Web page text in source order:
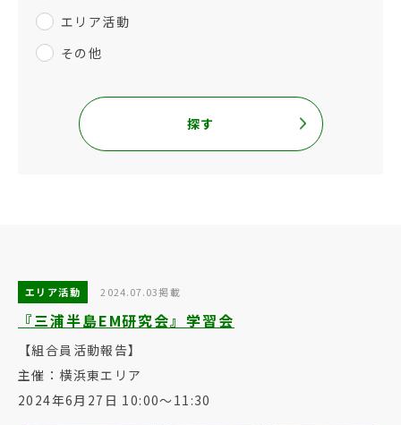
エリア活動
その他
探す
エリア活動 2024.07.03掲載
『三浦半島EM研究会』学習会
【組合員活動報告】
主催：横浜東エリア
2024年6月27日 10:00～11:30